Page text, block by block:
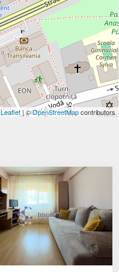
Leaflet| ©OpenStreetMapcontributors